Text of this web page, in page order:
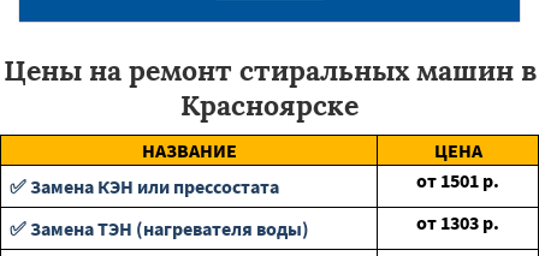
Цены на ремонт стиральных машин в
Красноярске
НАЗВАНИЕ
ЦЕНА
✅ Замена КЭН или прессостата
от 1501 р.
✅ Замена ТЭН (нагревателя воды)
от 1303 р.